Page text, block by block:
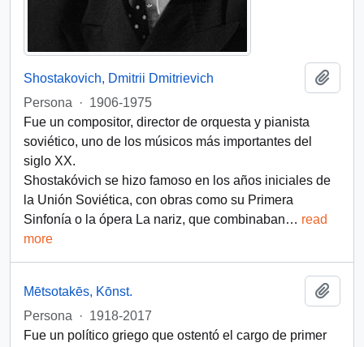
Shostakovich, Dmitrii Dmitrievich
Persona
· 1906-1975
Fue un compositor, director de orquesta y pianista
soviético, uno de los músicos más importantes del
siglo XX.
Shostakóvich se hizo famoso en los años iniciales de
la Unión Soviética, con obras como su Primera
Sinfonía o la ópera La nariz, que combinaban… read
more
Mētsotakēs, Kōnst.
Persona
· 1918-2017
Fue un político griego que ostentó el cargo de primer